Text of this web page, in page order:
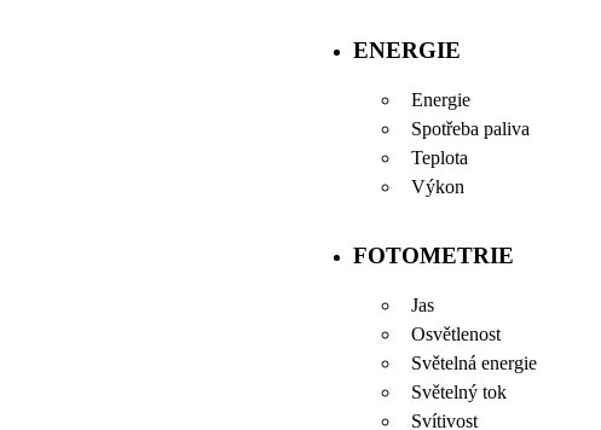
ENERGIE
Energie
Spotřeba paliva
Teplota
Výkon
FOTOMETRIE
Jas
Osvětlenost
Světelná energie
Světelný tok
Svítivost